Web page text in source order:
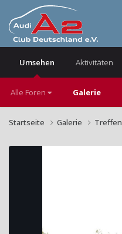
Umsehen
Alle Foren Galerie
Aktivitäten
Startseite Galerie Treffen